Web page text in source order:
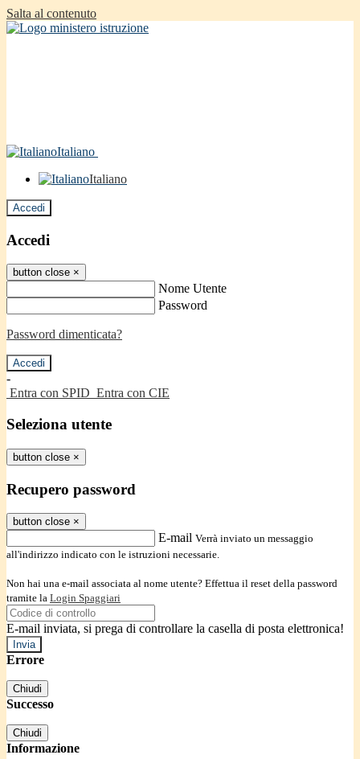
Salta al contenuto
Italiano
Italiano
Accedi
Accedi
button close ×
Nome Utente
Password
Password dimenticata?
-
Entra con SPID Entra con CIE
Seleziona utente
button close ×
Recupero password
button close ×
E-mail Verrà inviato un messaggio
all'indirizzo indicato con le istruzioni necessarie.
Non hai una e-mail associata al nome utente? Effettua il reset della password
tramite la Login Spaggiari
E-mail inviata, si prega di controllare la casella di posta elettronica!
Errore
Chiudi
Successo
Chiudi
Informazione